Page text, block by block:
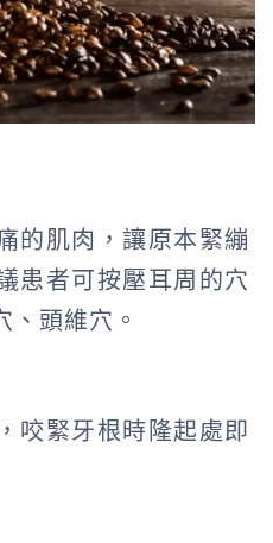
的肌肉，讓原本緊繃
患者可按壓耳周的穴
、頭維穴。
咬緊牙根時隆起處即